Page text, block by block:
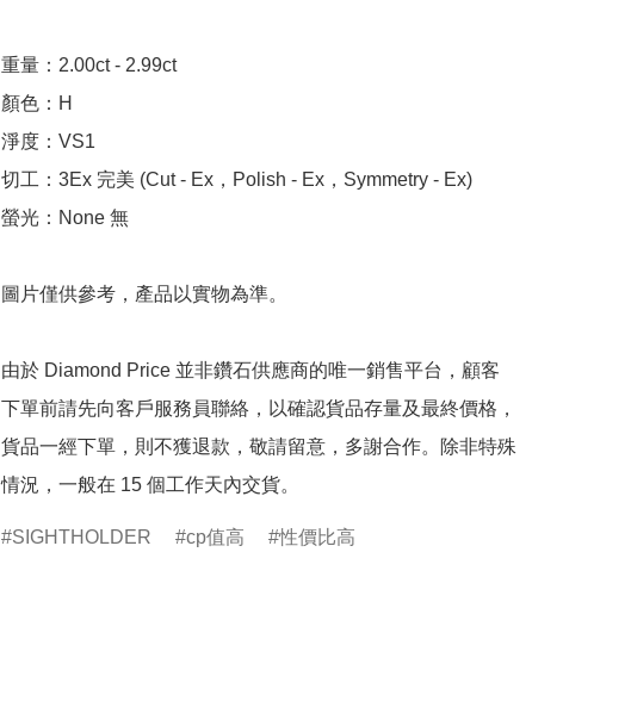
重量：2.00ct - 2.99ct
顏色：H
淨度：VS1
切工：3Ex 完美 (Cut - Ex，Polish - Ex，Symmetry - Ex)
螢光：None 無
圖片僅供參考，產品以實物為準。
由於 Diamond Price 並非鑽石供應商的唯一銷售平台，顧客
下單前請先向客戶服務員聯絡，以確認貨品存量及最終價格，
貨品一經下單，則不獲退款，敬請留意，多謝合作。除非特殊
情況，一般在 15 個工作天內交貨。
SIGHTHOLDER cp值高 性價比高